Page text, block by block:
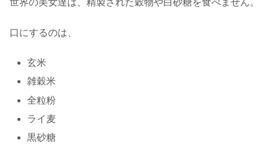
世界の美女達は、精製された穀物や白砂糖を食べません。
口にするのは、
玄米
雑穀米
全粒粉
ライ麦
黒砂糖